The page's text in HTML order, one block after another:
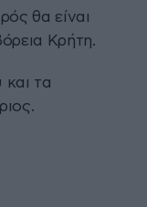
θα είναι
Κρήτη.
και τα